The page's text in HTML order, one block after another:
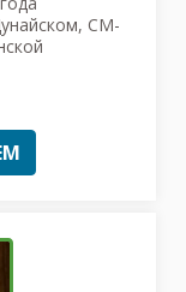
СМ-